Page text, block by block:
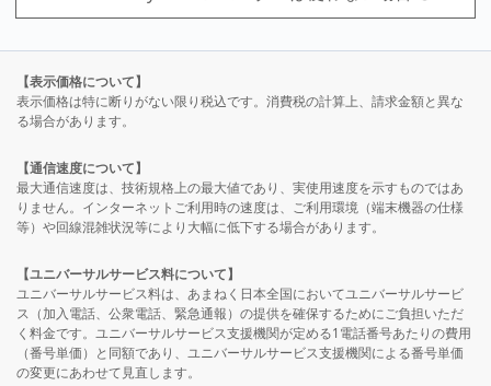
【表示価格について】
表示価格は特に断りがない限り税込です。消費税の計算上、請求金額と異な
る場合があります。
【通信速度について】
最大通信速度は、技術規格上の最大値であり、実使用速度を示すものではあ
りません。インターネットご利用時の速度は、ご利用環境（端末機器の仕様
等）や回線混雑状況等により大幅に低下する場合があります。
【ユニバーサルサービス料について】
ユニバーサルサービス料は、あまねく日本全国においてユニバーサルサービ
ス（加入電話、公衆電話、緊急通報）の提供を確保するためにご負担いただ
く料金です。ユニバーサルサービス支援機関が定める1電話番号あたりの費用
（番号単価）と同額であり、ユニバーサルサービス支援機関による番号単価
の変更にあわせて見直します。